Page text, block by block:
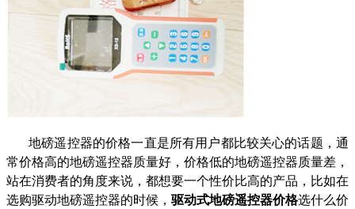
地磅遥控器的价格一直是所有用户都比较关心的话题，通
常价格高的地磅遥控器质量好，价格低的地磅遥控器质量差，
站在消费者的角度来说，都想要一个性价比高的产品，比如在
选购驱动地磅遥控器的时候， 驱动式地磅遥控器价格选什么价